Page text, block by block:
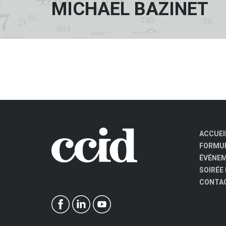
MICHAEL BAZINET
SOIRÉE